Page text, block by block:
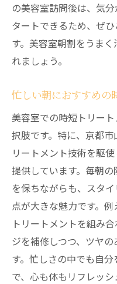
朝割がもたら
美容室で一日の始
特別な朝を演
朝の訪問がも
美容室での開
一日の活力を
特別な朝割で
朝割を利用した美
朝割メニュー
ン
自分へのプチ
朝のリラクゼ
心と体に優し
の美容室訪問後は、気
タートできるため、ぜ
す。美容室朝割をうま
れましょう。
忙しい朝におすすめの
美容室での時短トリー
択肢です。特に、京都
リートメント技術を駆
提供しています。毎朝
を保ちながらも、スタ
点が大きな魅力です。
トリートメントを組み
ジを補修しつつ、ツヤ
す。忙しさの中でも自
で、心も体もリフレッシ